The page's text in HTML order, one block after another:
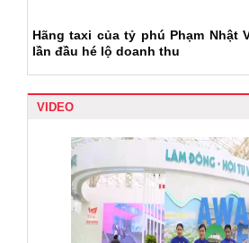
Hãng taxi của tỷ phú Phạm Nhật
lần đầu hé lộ doanh thu
VIDEO